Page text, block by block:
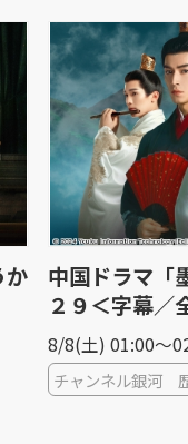
＃
華◆山河枕（
Love〜＃３５
8/8(土) 13:00〜
衛星劇場HD